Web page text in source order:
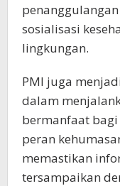
sosialisasi
lingkungan.
PMI juga
dalam
bermanfaat
peran
memastikan
tersampaikan